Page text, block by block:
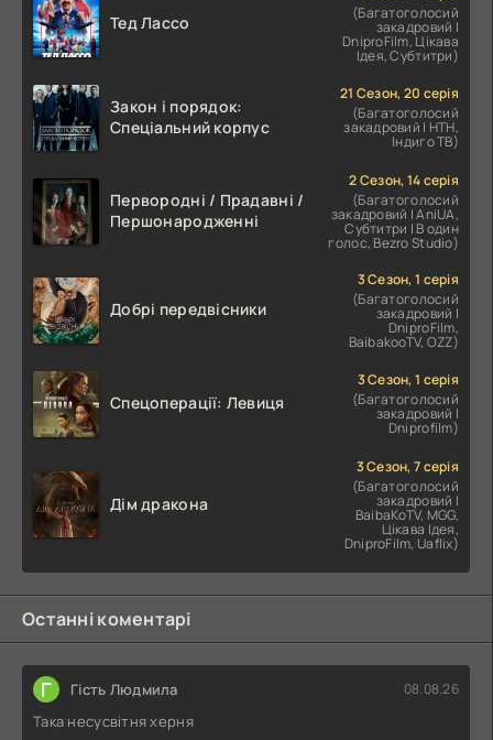
Тед Лассо
(Багатоголосий
закадровий |
DniproFilm, Цікава
Ідея, Субтитри)
Закон і порядок:
Спеціальний корпус
21 Сезон, 20 серія
(Багатоголосий
закадровий | НТН,
Індиго ТВ)
Первородні / Прадавні /
Першонародженні
2 Сезон, 14 серія
(Багатоголосий
закадровий | AniUA,
Субтитри | В один
голос, Bezro Studio)
Добрі передвісники
3 Сезон, 1 серія
(Багатоголосий
закадровий |
DniproFilm,
BaibakooTV, OZZ)
Спецоперації: Левиця
3 Сезон, 1 серія
(Багатоголосий
закадровий |
Dniprofilm)
Дім дракона
3 Сезон, 7 серія
(Багатоголосий
закадровий |
BaibaKoTV, MGG,
Цікава Ідея,
DniproFilm, Uaflix)
Останні коментарі
Г Гість Людмила 08.08.26
Така несусвітня херня